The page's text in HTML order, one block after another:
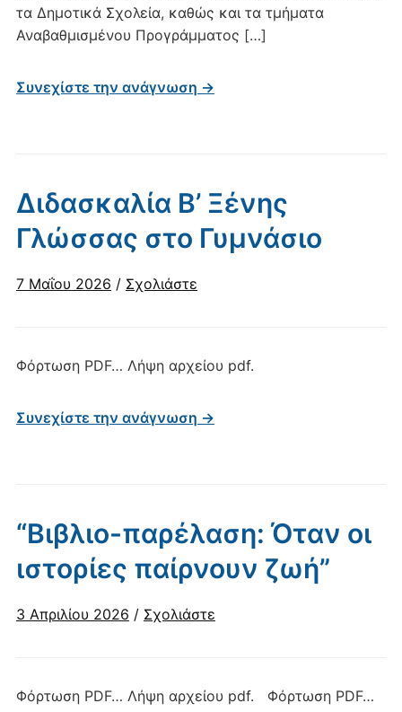
τα Δημοτικά Σχολεία, καθώς και τα τμήματα
Αναβαθμισμένου Προγράμματος […]
Συνεχίστε την ανάγνωση →
Διδασκαλία Β’ Ξένης
Γλώσσας στο Γυμνάσιο
7 Μαΐου 2026 / Σχολιάστε
Φόρτωση PDF… Λήψη αρχείου pdf.
Συνεχίστε την ανάγνωση →
“Βιβλιο-παρέλαση: Όταν οι
ιστορίες παίρνουν ζωή”
3 Απριλίου 2026 / Σχολιάστε
Φόρτωση PDF… Λήψη αρχείου pdf. Φόρτωση PDF…